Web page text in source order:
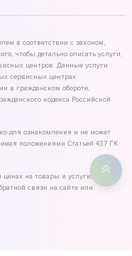
в соответствии с законом,
чтобы детально описать услуги,
центров. Данные услуги
сервисных центрах
в гражданском обороте,
кодекса Российской
для ознакомления и не может
положениями Статьей 437 ГК
на товары и услуги,
связи на сайте или